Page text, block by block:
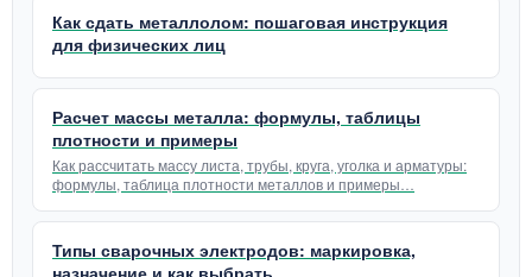
Как сдать металлолом: пошаговая инструкция
для физических лиц
Расчет массы металла: формулы, таблицы
плотности и примеры
Как рассчитать массу листа, трубы, круга, уголка и арматуры:
формулы, таблица плотности металлов и примеры…
Типы сварочных электродов: маркировка,
назначение и как выбрать